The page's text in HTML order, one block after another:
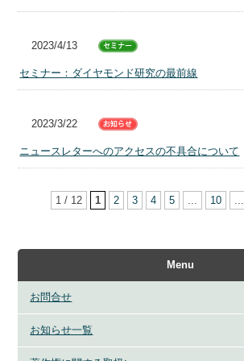
2023/4/13
セミナー：ダイヤモンド研究の最前線
2023/3/22
ニュースレターへのアクセスの不具合について
1 / 12 1 2 3 4 5 ... 10 ...
Menu
お問合せ
お知らせ一覧